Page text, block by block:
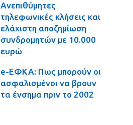
Ανεπιθύμητες
τηλεφωνικές κλήσεις και
ελάχιστη αποζημίωση
συνδρομητών με 10.000
ευρώ
e-ΕΦΚΑ: Πως μπορούν οι
ασφαλισμένοι να βρουν
τα ένσημα πριν το 2002